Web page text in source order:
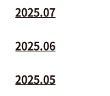
2025.07
2025.06
2025.05